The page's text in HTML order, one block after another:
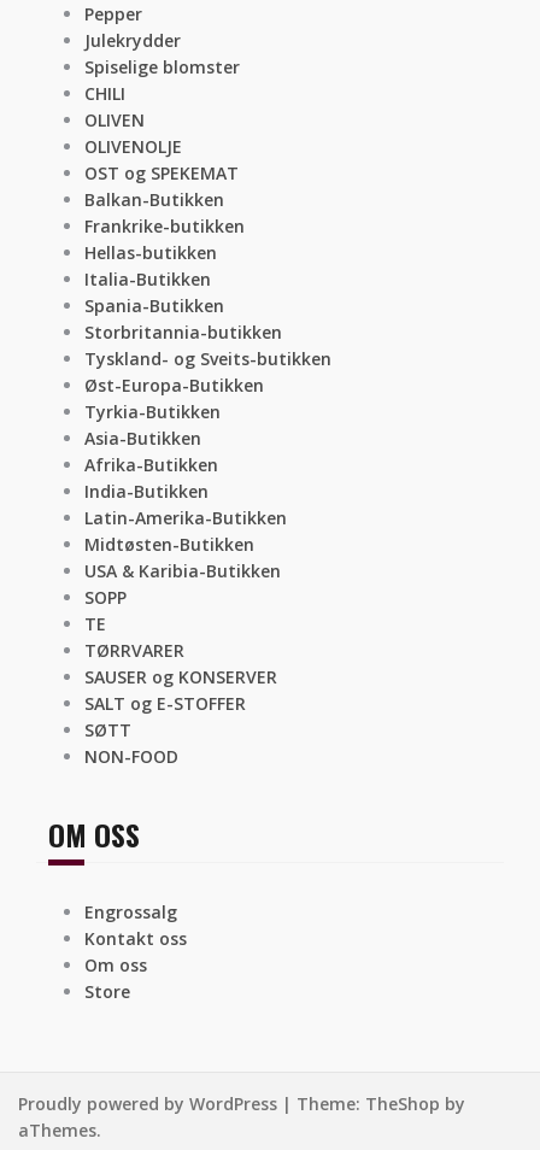
Pepper
Julekrydder
Spiselige blomster
CHILI
OLIVEN
OLIVENOLJE
OST og SPEKEMAT
Balkan-Butikken
Frankrike-butikken
Hellas-butikken
Italia-Butikken
Spania-Butikken
Storbritannia-butikken
Tyskland- og Sveits-butikken
Øst-Europa-Butikken
Tyrkia-Butikken
Asia-Butikken
Afrika-Butikken
India-Butikken
Latin-Amerika-Butikken
Midtøsten-Butikken
USA & Karibia-Butikken
SOPP
TE
TØRRVARER
SAUSER og KONSERVER
SALT og E-STOFFER
SØTT
NON-FOOD
OM OSS
Engrossalg
Kontakt oss
Om oss
Store
Proudly powered by WordPress | Theme: TheShop by
aThemes.